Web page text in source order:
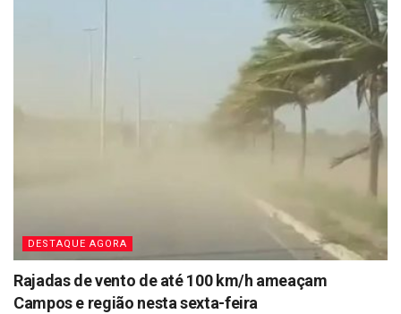
DESTAQUE AGORA
Rajadas de vento de até 100 km/h ameaçam
Campos e região nesta sexta-feira